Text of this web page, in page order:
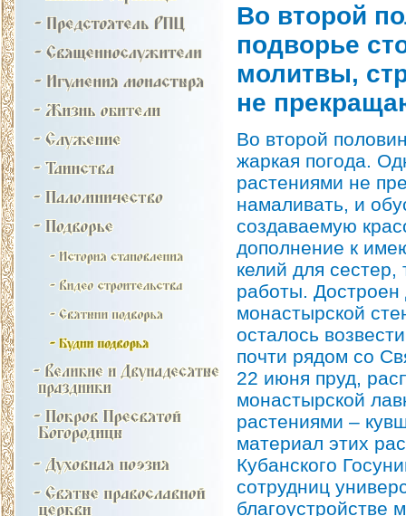
Во второй
подворье
молитвы,
не
Во второй
жаркая погода.
растениями не
намаливать, и
создаваемую
дополнение к
келий для
работы. Достроен
монастырской
осталось
почти рядом со
22 июня пруд,
монастырской
растениями –
материал этих
Кубанского
сотрудниц
благоустройстве